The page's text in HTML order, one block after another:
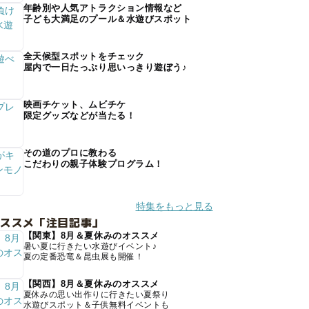
年齢別や人気アトラクション情報など
子ども大満足のプール＆水遊びスポット
全天候型スポットをチェック
屋内で一日たっぷり思いっきり遊ぼう♪
映画チケット、ムビチケ
限定グッズなどが当たる！
その道のプロに教わる
こだわりの親子体験プログラム！
特集をもっと見る
スメ「注目記事」
【関東】8月＆夏休みのオススメ
暑い夏に行きたい水遊びイベント♪
夏の定番恐竜＆昆虫展も開催！
【関西】8月＆夏休みのオススメ
夏休みの思い出作りに行きたい夏祭り
水遊びスポット＆子供無料イベントも